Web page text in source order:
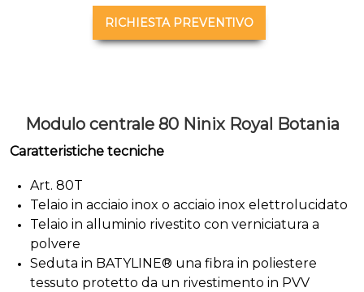
RICHIESTA PREVENTIVO
Modulo centrale 80 Ninix Royal Botania
Caratteristiche tecniche
Art. 80T
Telaio in acciaio inox o acciaio inox elettrolucidato
Telaio in alluminio rivestito con verniciatura a
polvere
Seduta in BATYLINE® una fibra in poliestere
tessuto protetto da un rivestimento in PVV